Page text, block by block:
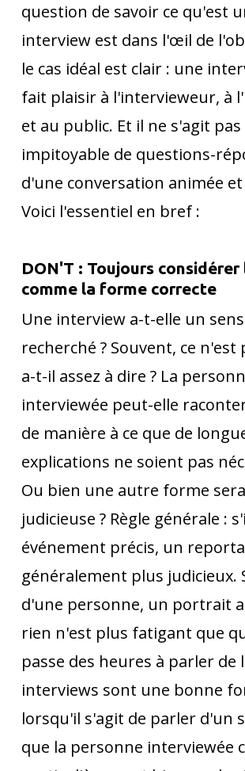
question de savoir ce qu'est
interview est dans l'œil de
le cas idéal est clair : une
fait plaisir à l'intervieweur, à
et au public. Et il ne s'agit
impitoyable de questions-
d'une conversation animée
Voici l'essentiel en bref :
DON'T : Toujours
comme la forme correcte
Une interview a-t-elle un
recherché ? Souvent, ce n'est
a-t-il assez à dire ? La
interviewée peut-elle
de manière à ce que de
explications ne soient pas
Ou bien une autre forme
judicieuse ? Règle générale :
événement précis, un
généralement plus judicieux.
d'une personne, un portrait
rien n'est plus fatigant que
passe des heures à parler de
interviews sont une bonne
lorsqu'il s'agit de parler d'un
que la personne interviewée